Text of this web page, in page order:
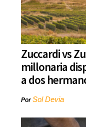
Zuccardi vs
millonaria
a dos
PorSol Devia